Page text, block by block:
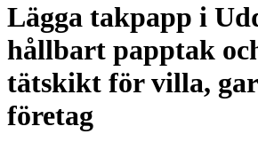
Lägga takpapp i
hållbart papptak
tätskikt för villa,
företag